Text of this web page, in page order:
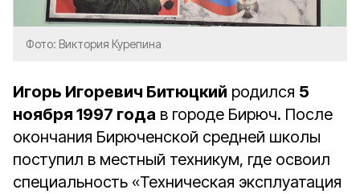
Фото: Виктория Курепина
Игорь Игоревич Битюцкий родился 5
ноября 1997 года в городе Бирюч. После
окончания Бирюченской средней школы
поступил в местный техникум, где освоил
специальность «Техническая эксплуатация